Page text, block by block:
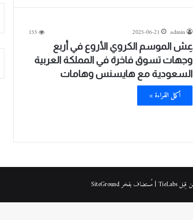
admin
2025-06-21
155
عِش الموسم الكروي الأروع في أربع
وجهات تسوق فاخرة في المملكة العربية
السعودية مع هايسنس وهامات
أكمل القراءة »
| مُستضاف بفخرSiteGround